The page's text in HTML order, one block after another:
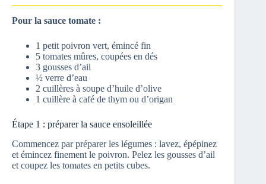
Pour la sauce tomate :
1 petit poivron vert, émincé fin
5 tomates mûres, coupées en dés
3 gousses d’ail
½ verre d’eau
2 cuillères à soupe d’huile d’olive
1 cuillère à café de thym ou d’origan
Étape 1 : préparer la sauce ensoleillée
Commencez par préparer les légumes : lavez, épépinez
et émincez finement le poivron. Pelez les gousses d’ail
et coupez les tomates en petits cubes.